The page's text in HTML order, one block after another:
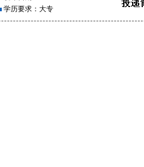
学历要求：大专